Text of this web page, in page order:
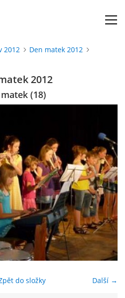
2012
Den matek 2012
2012
(18)
Další →
do složky